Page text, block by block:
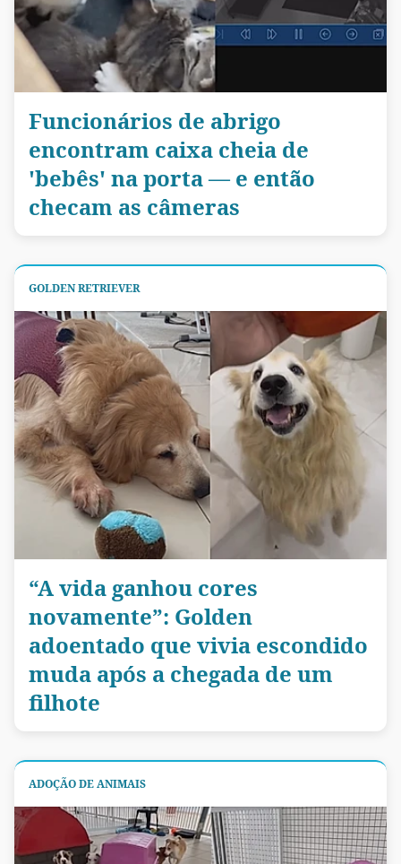
Funcionários de abrigo
encontram caixa cheia de
'bebês' na porta — e então
checam as câmeras
GOLDEN RETRIEVER
“A vida ganhou cores
novamente”: Golden
adoentado que vivia escondido
muda após a chegada de um
filhote
ADOÇÃO DE ANIMAIS